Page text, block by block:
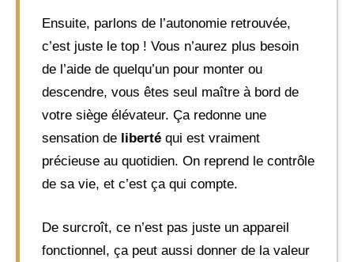
Ensuite, parlons de l’autonomie retrouvée,
c’est juste le top ! Vous n’aurez plus besoin
de l’aide de quelqu’un pour monter ou
descendre, vous êtes seul maître à bord de
votre siège élévateur. Ça redonne une
sensation de liberté qui est vraiment
précieuse au quotidien. On reprend le contrôle
de sa vie, et c’est ça qui compte.
De surcroît, ce n’est pas juste un appareil
fonctionnel, ça peut aussi donner de la valeur